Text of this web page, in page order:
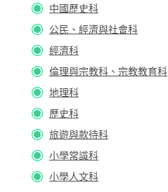
中國歷史科
公民、經濟與社會科
經濟科
倫理與宗教科、宗教教育科
地理科
歷史科
旅遊與款待科
小學常識科
小學人文科